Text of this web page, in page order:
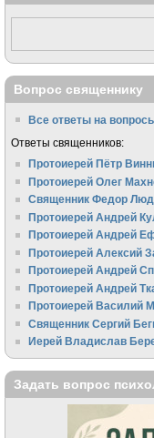
Вопрос священнику
Все ответы на
Ответы священников:
Протоиерей Пётр
Протоиерей Олег
Священник Федор
Протоиерей Андрей
Протоиерей Андрей
Протоиерей Алексий
Протоиерей Андрей
Протоиерей Андрей
Протоиерей Василий
Священник Сергий
Иерей Владислав
Задать вопрос